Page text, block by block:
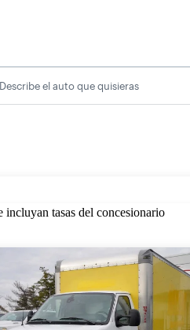
Describe el auto que quisieras
incluyan tasas del concesionario